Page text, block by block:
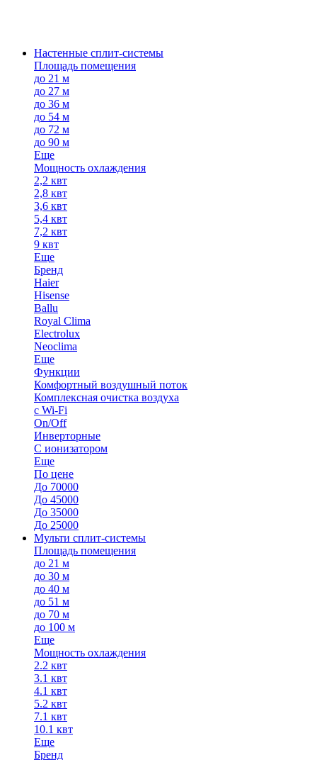
Настенные сплит-системы
Площадь помещения
до 21 м
до 27 м
до 36 м
до 54 м
до 72 м
до 90 м
Еще
Мощность охлаждения
2,2 квт
2,8 квт
3,6 квт
5,4 квт
7,2 квт
9 квт
Еще
Бренд
Haier
Hisense
Ballu
Royal Clima
Electrolux
Neoclima
Еще
Функции
Комфортный воздушный поток
Комплексная очистка воздуха
с Wi-Fi
On/Off
Инверторные
С ионизатором
Еще
По цене
До 70000
До 45000
До 35000
До 25000
Мульти сплит-системы
Площадь помещения
до 21 м
до 30 м
до 40 м
до 51 м
до 70 м
до 100 м
Еще
Мощность охлаждения
2.2 квт
3.1 квт
4.1 квт
5.2 квт
7.1 квт
10.1 квт
Еще
Бренд